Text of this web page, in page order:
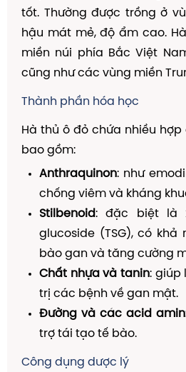
tốt. Thường được trồng ở
hậu mát mẻ, độ ẩm cao.
miền núi phía Bắc Việt
cũng như các vùng miền
Thành phần hóa học
Hà thủ ô đỏ chứa nhiều
bao gồm:
Anthraquinon: như
chống viêm và kháng
Stilbenoid: đặc biệt là
glucoside (TSG), có
bào gan và tăng cường
Chất nhựa và tanin: giúp
trị các bệnh về gan mật.
Đường và các acid amin
trợ tái tạo tế bào.
Công dụng dược lý